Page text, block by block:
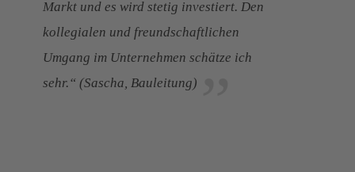
Markt und es wird stetig investiert. Den
kollegialen und freundschaftlichen
Umgang im Unternehmen schätze ich
sehr.“ (Sascha, Bauleitung)